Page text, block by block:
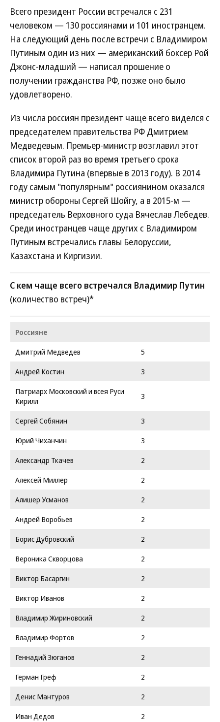
Всего президент России встречался с 231
человеком — 130 россиянами и 101 иностранцем.
На следующий день после встречи с Владимиром
Путиным один из них — американский боксер Рой
Джонс-младший — написал прошение о
получении гражданства РФ, позже оно было
удовлетворено.
Из числа россиян президент чаще всего виделся с
председателем правительства РФ Дмитрием
Медведевым. Премьер-министр возглавил этот
список второй раз во время третьего срока
Владимира Путина (впервые в 2013 году). В 2014
году самым "популярным" россиянином оказался
министр обороны Сергей Шойгу, а в 2015-м —
председатель Верховного суда Вячеслав Лебедев.
Среди иностранцев чаще других с Владимиром
Путиным встречались главы Белоруссии,
Казахстана и Киргизии.
С кем чаще всего встречался Владимир Путин
(количество встреч)*
Россияне
Дмитрий Медведев
5
Андрей Костин
3
Патриарх Московский и всея Руси
Кирилл
3
Сергей Собянин
3
Юрий Чиханчин
3
Александр Ткачев
2
Алексей Миллер
2
Алишер Усманов
2
Андрей Воробьев
2
Борис Дубровский
2
Вероника Скворцова
2
Виктор Басаргин
2
Виктор Иванов
2
Владимир Жириновский
2
Владимир Фортов
2
Геннадий Зюганов
2
Герман Греф
2
Денис Мантуров
2
Иван Дедов
2